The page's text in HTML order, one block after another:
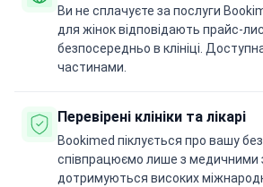
Ви не сплачуєте за послуги
для жінок відповідають прайс-
безпосередньо в клініці.
частинами.
Перевірені клініки та лікарі
Bookimed піклується про вашу
співпрацюємо лише з медичними
дотримуються високих